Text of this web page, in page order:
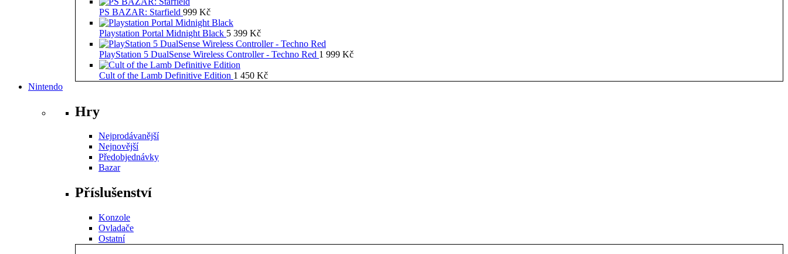
PS BAZAR: Starfield 999 Kč
Playstation Portal Midnight Black 5 399 Kč
PlayStation 5 DualSense Wireless Controller - Techno Red 1 999 Kč
Cult of the Lamb Definitive Edition 1 450 Kč
Nintendo
Hry
Nejprodávanější
Nejnovější
Předobjednávky
Bazar
Příslušenství
Konzole
Ovladače
Ostatní